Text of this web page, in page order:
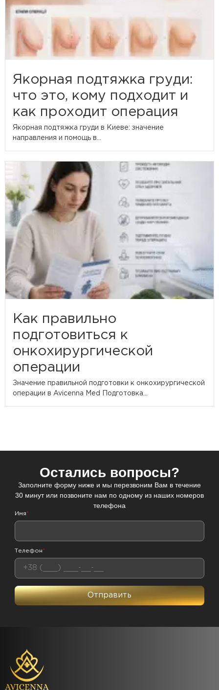
Якорная подтяжка груди:
что это, кому подходит и
как проходит операция
Якорная подтяжка груди в Киеве: значение
направления и помощь в...
Как правильно
подготовиться к
онкохирургической
операции
Значение правильной подготовки к онкохирургической
операции в Avicenna Med Подготовка...
Остались вопросы?
Заполните форму ниже и мы перезвоним Вам в течение
30 минут или позвоните нам по одному из наших номеров
телефона
Имя*
Телефон*